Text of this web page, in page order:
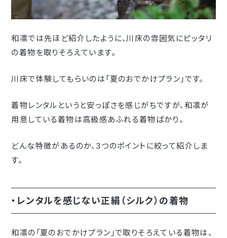
和凛では先ほど紹介したように、川床の雰囲気にピッタリ
の着物を取りそろえています。
川床で体験してもらいのは「夏のおでかけプラン」です。
着物レンタルというと安っぽさを感じがちですが、和凛が
用意している着物は高級感あふれる着物ばかり。
どんな特徴があるのか、3つのポイントに絞って紹介しま
す。
・レンタルを感じない正絹（シルク）の着物
和凛の「夏のおでかけプラン」で取りそろえている着物は、